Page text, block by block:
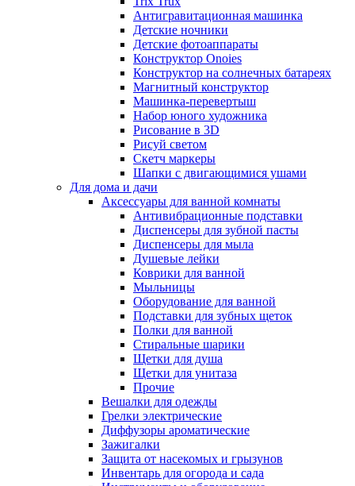
Антигравитационная машинка
Детские ночники
Детские фотоаппараты
Конструктор Onoies
Конструктор на солнечных батареях
Магнитный конструктор
Машинка-перевертыш
Набор юного художника
Рисование в 3D
Рисуй светом
Скетч маркеры
Шапки с двигающимися ушами
Для дома и дачи
Аксессуары для ванной комнаты
Антивибрационные подставки
Диспенсеры для зубной пасты
Диспенсеры для мыла
Душевые лейки
Коврики для ванной
Мыльницы
Оборудование для ванной
Подставки для зубных щеток
Полки для ванной
Стиральные шарики
Щетки для душа
Щетки для унитаза
Прочие
Вешалки для одежды
Грелки электрические
Диффузоры ароматические
Зажигалки
Защита от насекомых и грызунов
Инвентарь для огорода и сада